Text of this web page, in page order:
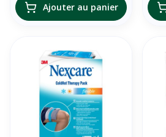
Ajouter au panier